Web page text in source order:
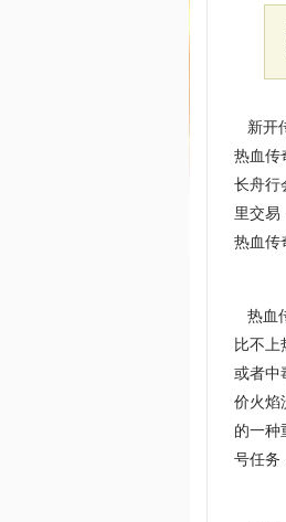
新开
热血传
长舟行
里交易
热血传
热血
比不上
或者中
价火焰
的一种
号任务